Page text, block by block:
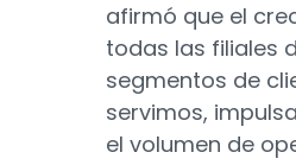
afirmó que el
todas las filiales
segmentos de
servimos,
el volumen de